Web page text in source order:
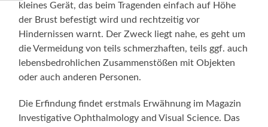
kleines Gerät, das beim Tragenden einfach auf Höhe
der Brust befestigt wird und rechtzeitig vor
Hindernissen warnt. Der Zweck liegt nahe, es geht um
die Vermeidung von teils schmerzhaften, teils ggf. auch
lebensbedrohlichen Zusammenstößen mit Objekten
oder auch anderen Personen.
Die Erfindung findet erstmals Erwähnung im Magazin
Investigative Ophthalmology and Visual Science. Das